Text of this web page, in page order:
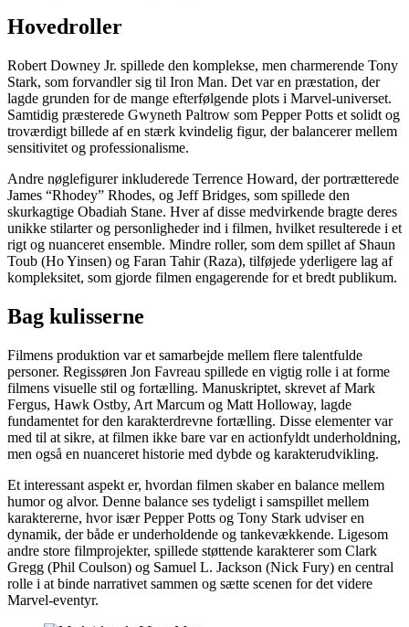
Hovedroller
Robert Downey Jr. spillede den komplekse, men charmerende Tony
Stark, som forvandler sig til Iron Man. Det var en præstation, der
lagde grunden for de mange efterfølgende plots i Marvel-universet.
Samtidig præsterede Gwyneth Paltrow som Pepper Potts et solidt og
troværdigt billede af en stærk kvindelig figur, der balancerer mellem
sensitivitet og professionalisme.
Andre nøglefigurer inkluderede Terrence Howard, der portrætterede
James “Rhodey” Rhodes, og Jeff Bridges, som spillede den
skurkagtige Obadiah Stane. Hver af disse medvirkende bragte deres
unikke stilarter og personligheder ind i filmen, hvilket resulterede i et
rigt og nuanceret ensemble. Mindre roller, som dem spillet af Shaun
Toub (Ho Yinsen) og Faran Tahir (Raza), tilføjede yderligere lag af
kompleksitet, som gjorde filmen engagerende for et bredt publikum.
Bag kulisserne
Filmens produktion var et samarbejde mellem flere talentfulde
personer. Regissøren Jon Favreau spillede en vigtig rolle i at forme
filmens visuelle stil og fortælling. Manuskriptet, skrevet af Mark
Fergus, Hawk Ostby, Art Marcum og Matt Holloway, lagde
fundamentet for den karakterdrevne fortælling. Disse elementer var
med til at sikre, at filmen ikke bare var en actionfyldt underholdning,
men også en nuanceret historie med dybde og karakterudvikling.
Et interessant aspekt er, hvordan filmen skaber en balance mellem
humor og alvor. Denne balance ses tydeligt i samspillet mellem
karaktererne, hvor især Pepper Potts og Tony Stark udviser en
dynamik, der både er underholdende og tankevækkende. Ligesom
andre store filmprojekter, spillede støttende karakterer som Clark
Gregg (Phil Coulson) og Samuel L. Jackson (Nick Fury) en central
rolle i at binde narrativet sammen og sætte scenen for det videre
Marvel-eventyr.